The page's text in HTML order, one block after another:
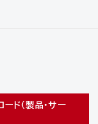
ド（製品・サー